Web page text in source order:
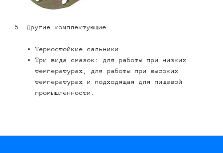
5. Другие комплектующие
Термостойкие сальники
Три вида смазок: для работы при низких
температурах, для работы при высоких
температурах и подходящая для пищевой
промышленности.